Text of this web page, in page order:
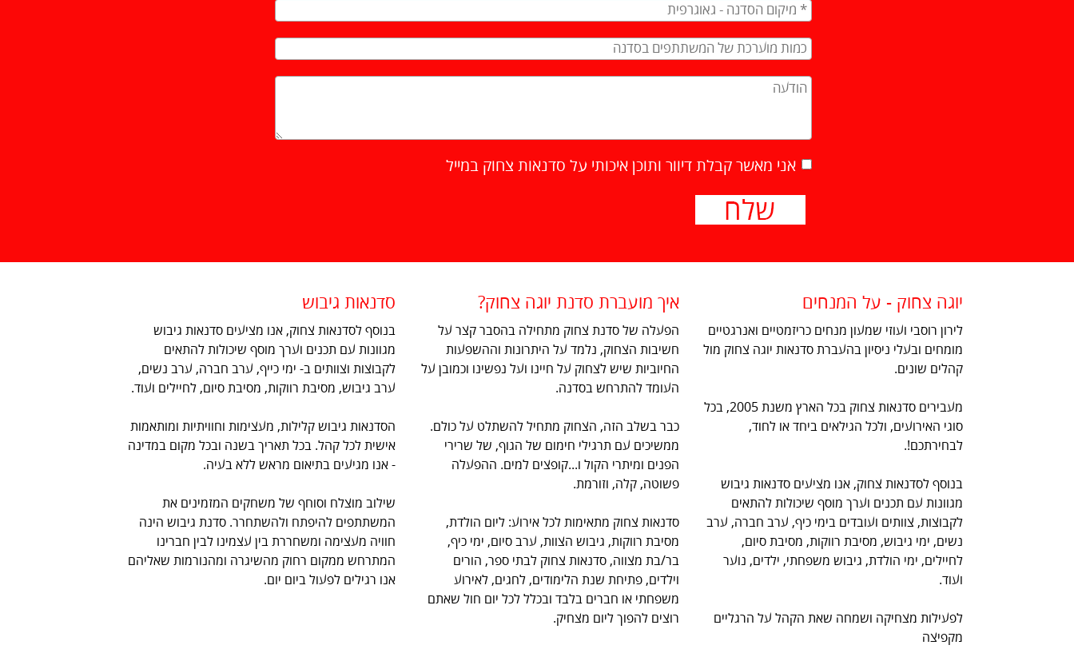
אני מאשר קבלת דיוור ותוכן איכותי על סדנאות צחוק במייל
יוגה צחוק - על המנחים
לירון רוסבי ועוזי שמעון מנחים כריזמטיים ואנרגטיים
מומחים ובעלי ניסיון בהעברת סדנאות יוגה צחוק מול
קהלים שונים.
מעבירים סדנאות צחוק בכל הארץ משנת 2005, בכל
סוגי האירועים, ולכל הגילאים ביחד או לחוד,
לבחירתכם!.
בנוסף לסדנאות צחוק, אנו מציעים סדנאות גיבוש
מגוונות עם תכנים וערך מוסף שיכולות להתאים
לקבוצות, צוותים ועובדים בימי כיף, ערב חברה, ערב
נשים, ימי גיבוש, מסיבת רווקות, מסיבת סיום,
לחיילים, ימי הולדת, גיבוש משפחתי, ילדים, נוער
ועוד.
לפעילות מצחיקה ושמחה שאת הקהל על הרגליים
מקפיצה
איך מועברת סדנת יוגה צחוק?
הפעלה של סדנת צחוק מתחילה בהסבר קצר על
חשיבות הצחוק, נלמד על היתרונות וההשפעות
החיוביות שיש לצחוק על חיינו ועל נפשינו וכמובן על
העומד להתרחש בסדנה.
כבר בשלב הזה, הצחוק מתחיל להשתלט על כולם.
ממשיכים עם תרגילי חימום של הגוף, של שרירי
הפנים ומיתרי הקול ו...קופצים למים. ההפעלה
פשוטה, קלה, וזורמת.
סדנאות צחוק מתאימות לכל אירוע: ליום הולדת,
מסיבת רווקות, גיבוש הצוות, ערב סיום, ימי כיף,
בר/בת מצווה, סדנאות צחוק לבתי ספר, הורים
וילדים, פתיחת שנת הלימודים, לחגים, לאירוע
משפחתי או חברים בלבד ובכלל לכל יום חול שאתם
רוצים להפוך ליום מצחיק.
סדנאות גיבוש
בנוסף לסדנאות צחוק, אנו מציעים סדנאות גיבוש
מגוונות עם תכנים וערך מוסף שיכולות להתאים
לקבוצות וצוותים ב- ימי כייף, ערב חברה, ערב נשים,
ערב גיבוש, מסיבת רווקות, מסיבת סיום, לחיילים ועוד.
הסדנאות גיבוש קלילות, מעצימות וחוויתיות ומותאמות
אישית לכל קהל. בכל תאריך בשנה ובכל מקום במדינה
- אנו מגיעים בתיאום מראש ללא בעיה.
שילוב מוצלח וסוחף של משחקים המזמינים את
המשתתפים להיפתח ולהשתחרר. סדנת גיבוש הינה
חוויה מעצימה ומשחררת בין עצמינו לבין חברינו
המתרחש ממקום רחוק מהשיגרה ומהנורמות שאליהם
אנו רגילים לפעול ביום יום.